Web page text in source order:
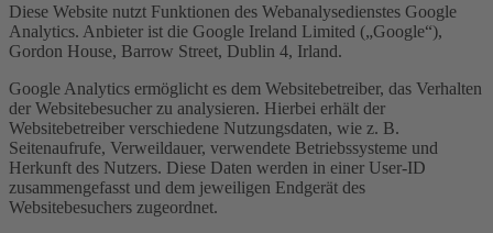
Diese Website nutzt Funktionen des Webanalysedienstes Google
Analytics. Anbieter ist die Google Ireland Limited („Google“),
Gordon House, Barrow Street, Dublin 4, Irland.
Google Analytics ermöglicht es dem Websitebetreiber, das Verhalten
der Websitebesucher zu analysieren. Hierbei erhält der
Websitebetreiber verschiedene Nutzungsdaten, wie z. B.
Seitenaufrufe, Verweildauer, verwendete Betriebssysteme und
Herkunft des Nutzers. Diese Daten werden in einer User-ID
zusammengefasst und dem jeweiligen Endgerät des
Websitebesuchers zugeordnet.